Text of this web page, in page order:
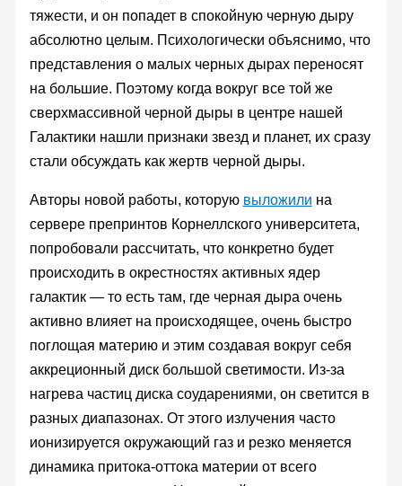
тяжести, и он попадет в спокойную черную дыру
абсолютно целым. Психологически объяснимо, что
представления о малых черных дырах переносят
на большие. Поэтому когда вокруг все той же
сверхмассивной черной дыры в центре нашей
Галактики нашли признаки звезд и планет, их сразу
стали обсуждать как жертв черной дыры.
Авторы новой работы, которую выложили на
сервере препринтов Корнеллского университета,
попробовали рассчитать, что конкретно будет
происходить в окрестностях активных ядер
галактик — то есть там, где черная дыра очень
активно влияет на происходящее, очень быстро
поглощая материю и этим создавая вокруг себя
аккреционный диск большой светимости. Из-за
нагрева частиц диска соударениями, он светится в
разных диапазонах. От этого излучения часто
ионизируется окружающий газ и резко меняется
динамика притока-оттока материи от всего